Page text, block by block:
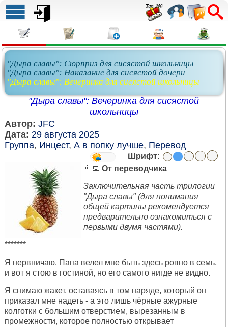
"Дыра славы": Сюрприз для сисястой школьницы
"Дыра славы": Наказание для сисястой дочери
"Дыра славы": Вечеринка для сисястой школьницы
"Дыра славы": Вечеринка для сисястой
школьницы
Автор: JFC
Дата: 29 августа 2025
Группа, Инцест, А в попку лучше, Перевод
Шрифт:
👨‍💻 От переводчика
Заключительная часть трилогии
"Дыра славы" (для понимания
общей картины рекомендуется
предварительно ознакомиться с
первыми двумя частями).
*******
Я нервничаю. Папа велел мне быть здесь ровно в семь,
и вот я стою в гостиной, но его самого нигде не видно.
Я снимаю жакет, оставаясь в том наряде, который он
приказал мне надеть - а это лишь чёрные ажурные
колготки с большим отверстием, вырезанным в
промежности, которое полностью открывает